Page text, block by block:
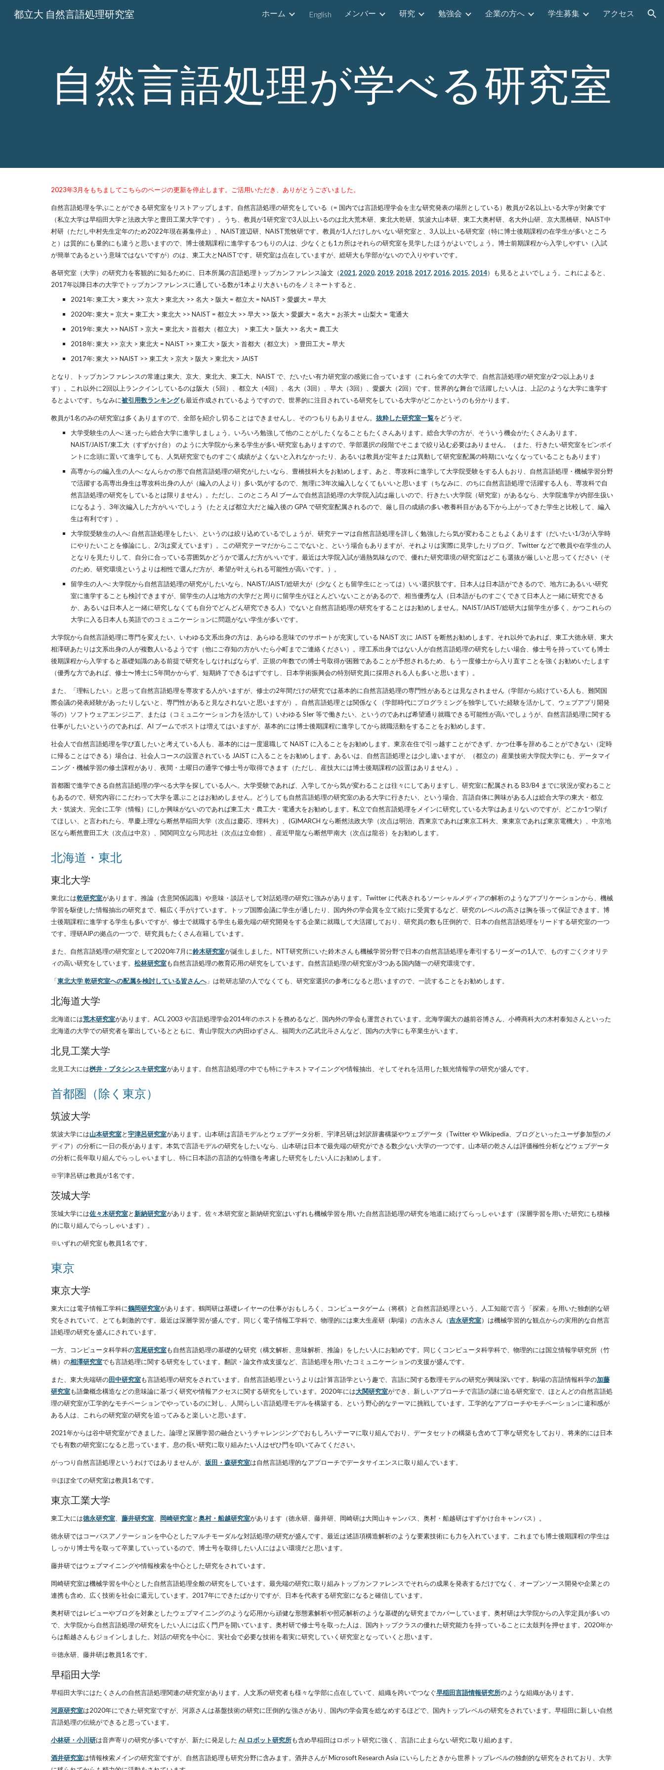
Skip to main content Skip to navigation
都立大 自然言語処理研究室 ホーム English メンバー 研究 勉強会 企業の方へ 学生募集 アクセス
自然言語処理が学べる研究室
2023年3月をもちましてこちらのページの更新を停止します。ご活用いただき、ありがとうございました。
自然言語処理を学ぶことができる研究室をリストアップします。自然言語処理の研究をしている（= 国内では言語処理学会を主な研究発表の場所としている）教員が2名以上いる大学が対象です
（私立大学は早稲田大学と法政大学と豊田工業大学です）。うち、教員が1研究室で3人以上いるのは北大荒木研、東北大乾研、筑波大山本研、東工大奥村研、名大外山研、京大黒橋研、NAIST中
村研（ただし中村先生定年のため2022年現在募集停止）
、NAIST渡辺研、NAIST荒牧研です。教員が1人だけしかいない研究室と、3人以上いる研究室（特に博士後期課程の在学生が多いところ
と）は質的にも量的にも違うと思いますので、博士後期課程に進学するつもりの人は、少なくとも1カ所はそれらの研究室を見学したほうがよいでしょう。博士前期課程から入学しやすい（入試
が簡単であるという意味ではないですが）のは、東工大とNAISTです。研究室は点在していますが、総研大も学部がないので入りやすいです。
各研究室（大学）の研究力を客観的に知るために、日本所属の言語処理トップカンファレンス論文（2021, 2020, 2019, 2018, 2017, 2016, 2015, 2014）も見るとよいでしょう。これによると、
2017年以降日本の大学でトップカンファレンスに通している数が1本より大きいものをノミネートすると、
2021年: 東工大 > 東大 >> 京大 > 東北大 >> 名大 > 阪大 = 都立大 = NAIST > 愛媛大 = 早大
2020年: 東大 = 京大 = 東工大 > 東北大 >> NAIST = 都立大 >> 早大 >> 阪大 > 愛媛大 = 名大 = お茶大 = 山梨大 = 電通大
2019年: 東大 >> NAIST > 京大 = 東北大 > 首都大（都立大） > 東工大 > 阪大 >> 名大 = 農工大
2018年: 東大 >> 京大 > 東北大 = NAIST >> 東工大 > 阪大 > 首都大（都立大） > 豊田工大 = 早大
2017年: 東大 >> NAIST >> 東工大 > 京大 > 阪大 > 東北大 > JAIST
となり、トップカンファレンスの常連は東大、京大、東北大、東工大、NAIST で、だいたい有力研究室の感覚に合っています（これら全ての大学で、自然言語処理の研究室が2つ以上ありま
す）。
これ以外に2回以上ランクインしているのは阪大（5回）、都立大（4回）、名大（3回）、早大（3回）、愛媛大（2回）です。世界的な舞台で活躍したい人は、上記のような大学に進学す
るとよいです。ちなみに被引用数ランキングも最近作成されているようですので、世界的に注目されている研究をしている大学がどこかというのも分かります。
教員が1名のみの研究室は多くありますので、全部を紹介し切ることはできませんし、そのつもりもありません。 抜粋した研究室一覧をどうぞ。
大学受験生の人へ: 迷ったら総合大学に進学しましょう。いろいろ勉強して他のことがしたくなることもたくさんあります。総合大学の方が、そういう機会がたくさんあります。
NAIST/JAIST/東工大（すずかけ台） のように大学院から来る学生が多い研究室もありますので、学部選択の段階でそこまで絞り込む必要はありません。（また、行きたい研究室をピンポイ
ントに念頭に置いて進学しても、人気研究室でものすごく成績がよくないと入れなかったり、あるいは教員が定年または異動して研究室配属の時期にいなくなっていることもあります）
高専からの編入生の人へ: なんらかの形で自然言語処理の研究がしたいなら、豊橋技科大をお勧めします。あと、専攻科に進学して大学院受験をする人もおり、自然言語処理・機械学習分野
で活躍する高専出身生は専攻科出身の人が（編入の人より）多い気がするので、無理に3年次編入しなくてもいいと思います（ちなみに、のちに自然言語処理で活躍する人も、専攻科で自
然言語処理の研究をしているとは限りません）。ただし、このところ AI ブームで自然言語処理の大学院入試は厳しいので、行きたい大学院（研究室）があるなら、大学院進学が内部生扱い
になるよう、3年次編入した方がいいでしょう（たとえば都立大だと編入後の GPA で研究室配属されるので、厳し目の成績の多い教養科目がある下から上がってきた学生と比較して、編入
生は有利です）。
大学院受験生の人へ: 自然言語処理をしたい、というのは絞り込めているでしょうが、研究テーマは自然言語処理を詳しく勉強したら気が変わることもよくあります（だいたい1/3が入学時
にやりたいことを修論にし、2/3は変えています）。この研究テーマだからここでないと、という場合もありますが、それよりは実際に見学したりブログ、Twitter などで教員や在学生の人
となりを見たりして、自分に合っている雰囲気かどうかで選んだ方がいいです。最近は大学院入試が過熱気味なので、優れた研究環境の研究室はどこも選抜が厳しいと思ってください（そ
のため、研究環境というよりは相性で選んだ方が、希望が叶えられる可能性が高いです。）。
留学生の人へ: 大学院から自然言語処理の研究がしたいなら、NAIST/JAIST/総研大が（少なくとも留学生にとっては）いい選択肢です。日本人は日本語ができるので、地方にあるいい研究
室に進学することも検討できますが、留学生の人は地方の大学だと周りに留学生がほとんどいないことがあるので、相当優秀な人（日本語がものすごくできて日本人と一緒に研究できる
か、あるいは日本人と一緒に研究しなくても自分でどんどん研究できる人）でないと自然言語処理の研究をすることはお勧めしません。NAIST/JAIST/総研大は留学生が多く、かつこれらの
大学に入る日本人も英語でのコミュニケーションに問題がない学生が多いです。
大学院から自然言語処理に専門を変えたい、いわゆる文系出身の方は、あらゆる意味でのサポートが充実している NAIST 次に JAIST を断然お勧めします。それ以外であれば、東工大徳永研、東大
相澤研あたりは文系出身の人が複数人いるようです（他にご存知の方がいたら小町までご連絡ください）。理工系出身ではない人が自然言語処理の研究をしたい場合、修士号を持っていても博士
後期課程から入学すると基礎知識のある前提で研究をしなければならず、正規の年数での博士号取得が困難であることが予想されるため、もう一度修士から入り直すことを強くお勧めいたします
（優秀な方であれば、修士〜博士に5年間かからず、短期終了できるはずですし、日本学術振興会の特別研究員に採用される人も多いと思います）。
また、「理転したい」と思って自然言語処理を専攻する人がいますが、修士の2年間だけの研究では基本的に自然言語処理の専門性があるとは見なされません（学部から続けている人も、難関国
際会議の発表経験があったりしないと、専門性があると見なされないと思いますが）。自然言語処理とは関係なく（学部時代にプログラミングを独学していた経験を活かして、ウェブアプリ開発
等の）ソフトウェアエンジニア、または（コミュニケーション力を活かして）いわゆる SIer 等で働きたい、というのであれば希望通り就職できる可能性が高いでしょうが、自然言語処理に関する
仕事がしたいというのであれば、AI ブームでポストは増えてはいますが、基本的には博士後期課程に進学してから就職活動をすることをお勧めします。
社会人で自然言語処理を学び直したいと考えている人も、基本的には一度退職して NAIST に入ることをお勧めします。東京在住で引っ越すことができず、かつ仕事を辞めることができない（定時
に帰ることはできる）場合は、社会人コースの設置されている JAIST に入ることをお勧めします。あるいは、自然言語処理とは少し違いますが、（都立の）産業技術大学院大学にも、データマイ
ニング・機械学習の修士課程があり、夜間・土曜日の通学で修士号が取得できます（ただし、産技大には博士後期課程の設置はありません）。
首都圏で進学できる自然言語処理の学べる大学を探している人へ。大学受験であれば、入学してから気が変わることは往々にしてありますし、研究室に配属される B3/B4 までに状況が変わること
もあるので、研究内容にこだわって大学を選ぶことはお勧めしません。どうしても自然言語処理の研究室のある大学に行きたい、という場合、言語自体に興味がある人は総合大学の東大・都立
大・筑波大、完全に工学（情報）にしか興味がないのであれば東工大・農工大・電通大をお勧めします。私立で自然言語処理をメインに研究している大学はあまりないのですが、どこか1つ挙げ
てほしい、と言われたら、早慶上理なら断然早稲田大学（次点は慶応、理科大）、(G)MARCH なら断然法政大学（次点は明治、西東京であれば東京工科大、東東京であれば東京電機大）、中京地
区なら断然豊田工大（次点は中京）、関関同立なら同志社（次点は立命館）、産近甲龍なら断然甲南大（次点は龍谷）をお勧めします。
北海道・東北
東北大学
東北には乾研究室があります。推論（含意関係認識）や意味・談話そして対話処理の研究に強みがあります。Twitter に代表されるソーシャルメディアの解析のようなアプリケーションから、機械
学習を駆使した情報抽出の研究まで、幅広く手がけています。トップ国際会議に学生が通したり、国内外の学会賞を立て続けに受賞するなど、研究のレベルの高さは胸を張って保証できます。博
士後期課程に進学する学生も多いですが、修士で就職する学生も最先端の研究開発をする企業に就職して大活躍しており、研究員の数も圧倒的で、日本の自然言語処理をリードする研究室の一つ
です。理研AIPの拠点の一つで、研究員もたくさん在籍しています。
また、自然言語処理の研究室として2020年7月に鈴木研究室が誕生しました。NTT研究所にいた鈴木さんも機械学習分野で日本の自然言語処理を牽引するリーダーの1人で、ものすごくクオリテ
ィの高い研究をしています。 松林研究室も自然言語処理の教育応用の研究をしています。自然言語処理の研究室が3つある国内随一の研究環境です。
「東北大学 乾研究室への配属を検討している皆さんへ」は乾研志望の人でなくても、研究室選択の参考になると思いますので、一読することをお勧めします。
北海道大学
北海道には荒木研究室があります。ACL 2003 や言語処理学会2014年のホストを務めるなど、国内外の学会も運営されています。北海学園大の越前谷博さん、小樽商科大の木村泰知さんといった
北海道の大学での研究者を輩出しているとともに、青山学院大の内田ゆずさん、福岡大の乙武北斗さんなど、国内の大学にも卒業生がいます。
北見工業大学
北見工大には桝井・プタシンスキ研究室があります。自然言語処理の中でも特にテキストマイニングや情報抽出、そしてそれを活用した観光情報学の研究が盛んです。
首都圏（除く東京）
筑波大学
筑波大学には山本研究室と宇津呂研究室があります。山本研は言語モデルとウェブデータ分析、宇津呂研は対訳辞書構築やウェブデータ（Twitter や Wikipedia、ブログといったユーザ参加型のメ
ディア）の分析に一日の長があります。本気で言語モデルの研究をしたいなら、山本研は日本で最先端の研究ができる数少ない大学の一つです。山本研の乾さんは評価極性分析などウェブデータ
の分析に長年取り組んでらっしゃいますし、特に日本語の言語的な特徴を考慮した研究をしたい人にお勧めします。
※宇津呂研は教員が1名です。
茨城大学
茨城大学には佐々木研究室と新納研究室があります。佐々木研究室と新納研究室はいずれも機械学習を用いた自然言語処理の研究を地道に続けてらっしゃいます（深層学習を用いた研究にも積極
的に取り組んでらっしゃいます）。
※いずれの研究室も教員1名です。
東京
東京大学
東大には電子情報工学科に鶴岡研究室があります。鶴岡研は基礎レイヤーの仕事がおもしろく、コンピュータゲーム（将棋）と自然言語処理という、人工知能で言う「探索」を用いた独創的な研
究をされていて、とても刺激的です。最近は深層学習が盛んです。同じく電子情報工学科で、物理的には東大生産研（駒場）の吉永さん（吉永研究室）は機械学習的な観点からの実用的な自然言
語処理の研究を盛んにされています。
一方、コンピュータ科学科の宮尾研究室も自然言語処理の基礎的な研究（構文解析、意味解析、推論）をしたい人にお勧めです。同じくコンピュータ科学科で、物理的には国立情報学研究所（竹
橋）の相澤研究室でも言語処理に関する研究をしています。翻訳・論文作成支援など、言語処理を用いたコミュニケーションの支援が盛んです。
また、東大先端研の田中研究室も言語処理の研究をされています。自然言語処理というよりは計算言語学という趣で、言語に関する数理モデルの研究が興味深いです。駒場の言語情報科学の加藤
研究室も語彙概念構造などの意味論に基づく研究や情報アクセスに関する研究をしています。2020年には大関研究室ができ、 新しいアプローチで言語の謎に迫る研究室で、ほとんどの自然言語処
理の研究室が工学的なモチベーションでやっているのに対し、人間らしい言語処理モデルを構築する、という野心的なテーマに挑戦しています。 工学的なアプローチやモチベーションに違和感が
ある人は、これらの研究室の研究を追ってみると楽しいと思います。
2021年からは谷中研究室ができました。論理と深層学習の融合というチャレンジングでおもしろいテーマに取り組んでおり、データセットの構築も含めて丁寧な研究をしており、将来的には日本
でも有数の研究室になると思っています。息の長い研究に取り組みたい人はぜひ門を叩いてみてください。
がっつり自然言語処理というわけではありませんが、 坂田・森研究室は自然言語処理的なアプローチでデータサイエンスに取り組んでいます。
※ほぼ全ての研究室は教員1名です。
東京工業大学
東工大には徳永研究室、 藤井研究室、 岡崎研究室と奥村・船越研究室があります（徳永研、藤井研、岡崎研は大岡山キャンパス、奥村・船越研はすずかけ台キャンパス）。
徳永研ではコーパスアノテーションを中心としたマルチモーダルな対話処理の研究が盛んです。最近は述語項構造解析のような要素技術にも力を入れています。これまでも博士後期課程の学生は
しっかり博士号を取って卒業していっているので、博士号を取得したい人にはよい環境だと思います。
藤井研ではウェブマイニングや情報検索を中心とした研究をされています。
岡崎研究室は機械学習を中心とした自然言語処理全般の研究をしています。最先端の研究に取り組みトップカンファレンスでそれらの成果を発表するだけでなく、オープンソース開発や企業との
連携も含め、広く技術を社会に還元しています。2017年にできたばかりですが、日本を代表する研究室になると確信しています。
奥村研ではレビューやブログを対象としたウェブマイニングのような応用から頑健な形態素解析や照応解析のような基礎的な研究までカバーしています。奥村研は大学院からの入学定員が多いの
で、大学院から自然言語処理の研究をしたい人には広く門戸を開いています。奥村研で修士号を取った人は、国内トップクラスの優れた研究能力を持っていることに太鼓判を押せます。2020年か
らは船越さんもジョインしました。対話の研究を中心に、実社会で必要な技術を着実に研究していく研究室となっていくと思います。
※徳永研、藤井研は教員1名です。
早稲田大学
早稲田大学にはたくさんの自然言語処理関連の研究室があります。人文系の研究者も様々な学部に点在していて、組織を跨いでつなぐ早稲田言語情報研究所のような組織があります。
河原研究室は2020年にできた研究室ですが、河原さんは基盤技術の研究に圧倒的な強さがあり、国内の学会賞を総なめするほどで、国内トップレベルの研究をされています。早稲田に新しい自然
言語処理の伝統ができると思っています。
小林研・小川研は音声寄りの研究が多いですが、新たに発足した AI ロボット研究所も含め早稲田はロボット研究に強く、言語に止まらない研究に取り組めます。
酒井研究室は情報検索メインの研究室ですが、自然言語処理も研究分野に含みます。酒井さんが Microsoft Research Asia にいらしたときから世界トップレベルの独創的な研究をされており、大学